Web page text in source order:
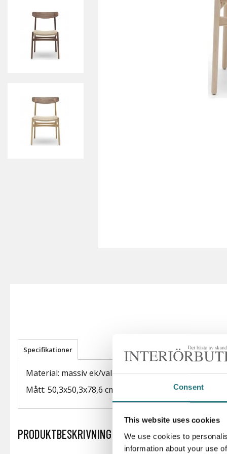
Consent
This website uses cookies
We use cookies to
information about your use
Specifikationer
Material: massiv ek/valnöt samt vaxat natursnöre
Mått: 50,3x50,3x78,6 cm (DxBxH)
PRODUKTBESKRIVNING